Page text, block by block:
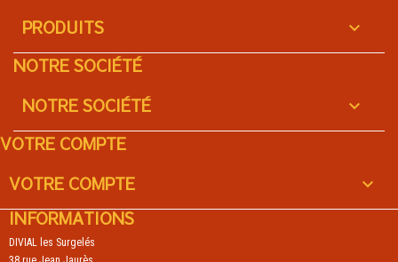
PRODUITS

NOTRE SOCIÉTÉ
NOTRE SOCIÉTÉ

VOTRE COMPTE
VOTRE COMPTE

INFORMATIONS
DIVIAL les Surgelés